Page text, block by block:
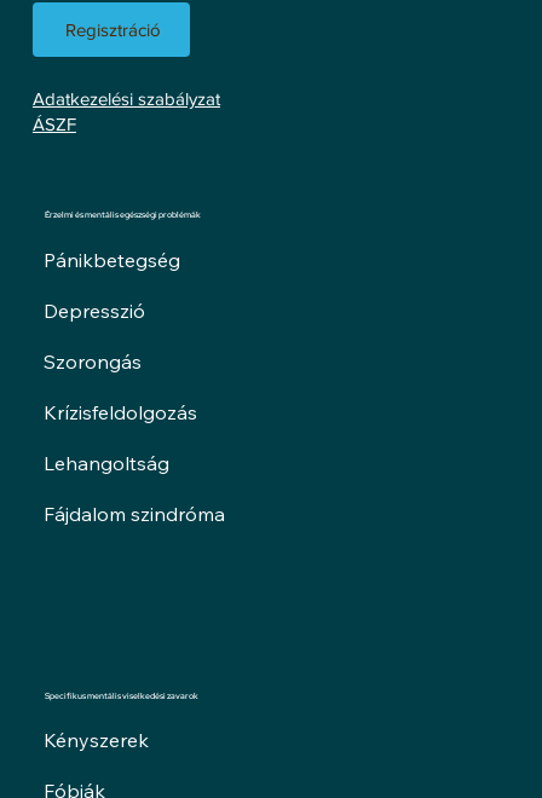
Regisztráció
Adatkezelési szabályzat
ÁSZF
Érzelmi és mentális egészségi problémák
Pánikbetegség
Depresszió
Szorongás
Krízisfeldolgozás
Lehangoltság
Fájdalom szindróma
Specifikus mentális viselkedési zavarok
Kényszerek
Fóbiák